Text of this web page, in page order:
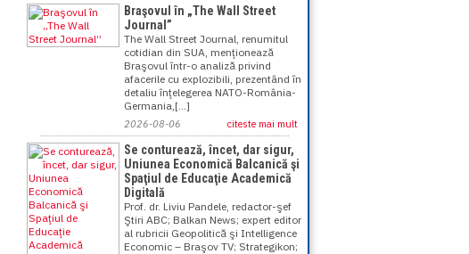
Braşovul în „The Wall Street
Journal”
The Wall Street Journal, renumitul
cotidian din SUA, menţionează
Braşovul într-o analiză privind
afacerile cu explozibili, prezentând în
detaliu înţelegerea NATO-România-
Germania,[...]
2026-08-06 citeste mai mult
Se conturează, încet, dar sigur,
Uniunea Economică Balcanică şi
Spaţiul de Educaţie Academică
Digitală
Prof. dr. Liviu Pandele, redactor-şef
Ştiri ABC; Balkan News; expert editor
al rubricii Geopolitică şi Intelligence
Economic – Braşov TV; Strategikon;